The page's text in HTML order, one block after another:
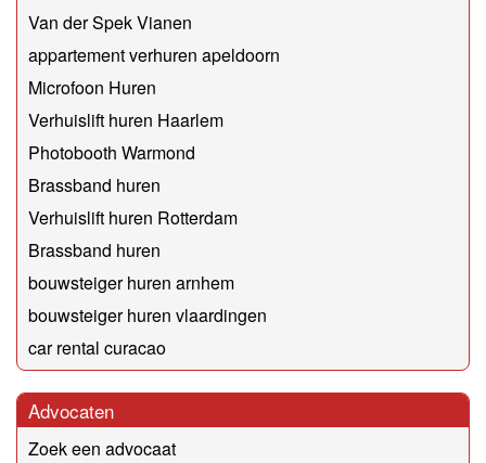
Van der Spek Vianen
appartement verhuren apeldoorn
Microfoon Huren
Verhuislift huren Haarlem
Photobooth Warmond
Brassband huren
Verhuislift huren Rotterdam
Brassband huren
bouwsteiger huren arnhem
bouwsteiger huren vlaardingen
car rental curacao
Advocaten
Zoek een advocaat